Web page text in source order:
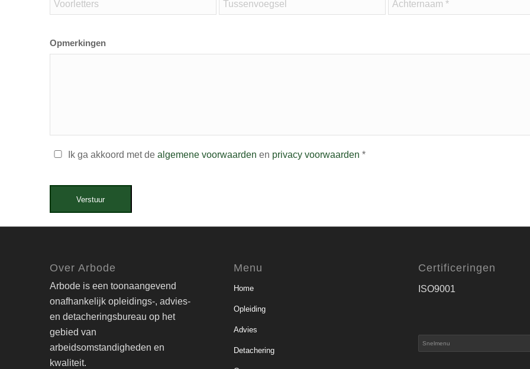
Opmerkingen
Ik ga akkoord met de algemene voorwaarden en privacy voorwaarden *
Verstuur
Over Arbode
Arbode is een toonaangevend
onafhankelijk opleidings-, advies-
en detacheringsbureau op het
gebied van
arbeidsomstandigheden en
kwaliteit.
Menu
Home
Opleiding
Advies
Detachering
Certificeringen
ISO9001